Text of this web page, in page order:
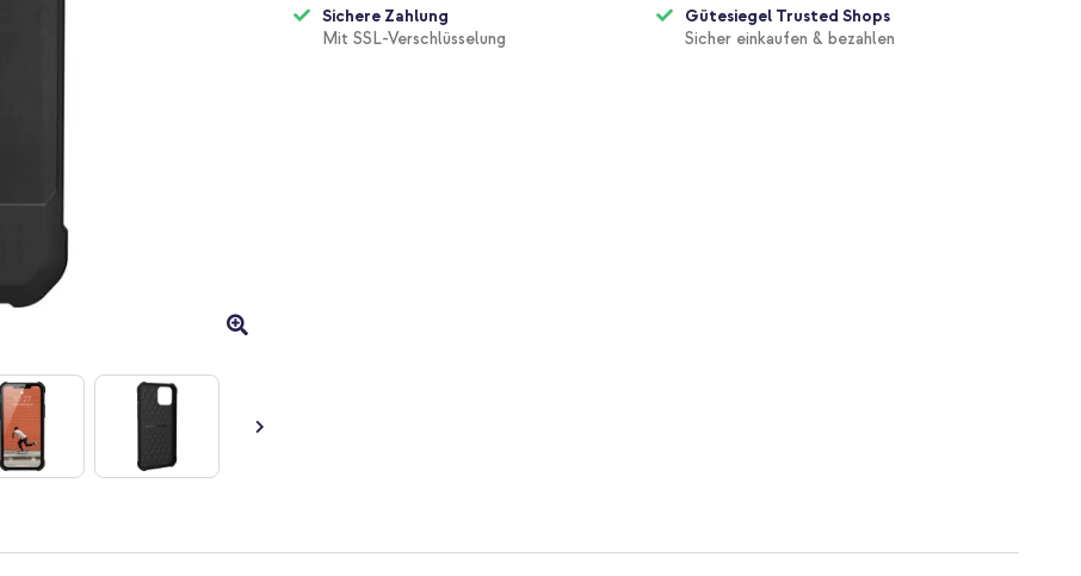
Sichere Zahlung
Mit SSL-Verschlüsselung
Gütesiegel Trusted Shops
Sicher einkaufen & bezahlen